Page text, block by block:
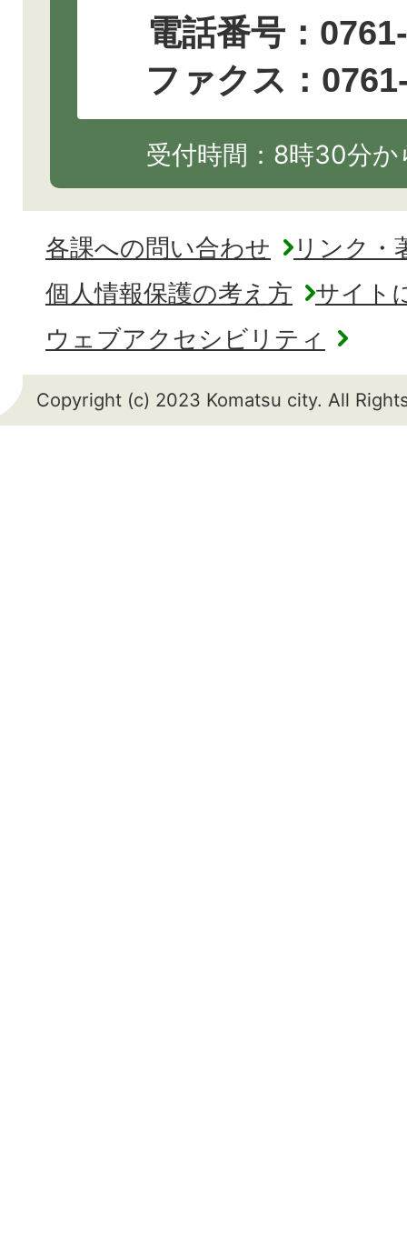
電話番号：
ファクス：
受付時間：8時30分
各課への問い合わせ
リンク・
個人情報保護の考え方
サイト
ウェブアクセシビリティ
Copyright (c) 2023 Komatsu city. All